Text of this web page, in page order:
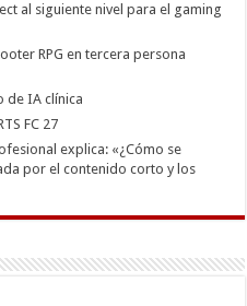
al siguiente nivel para el gaming
RPG en tercera persona
de IA clínica
FC 27
explica: «¿Cómo se
por el contenido corto y los